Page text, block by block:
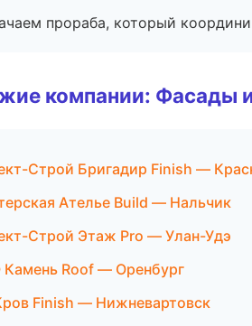
прораба, который
компании: Фасады
Строй Бригадир Finish —
Ателье Build — Нальчик
Строй Этаж Pro — Улан-Удэ
Roof — Оренбург
Finish — Нижневартовск